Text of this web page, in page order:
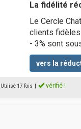
La fidélité
Le Cercle
clients fidèles
- 3% sont
vers la
| Utilisé 17 fois vérifié !